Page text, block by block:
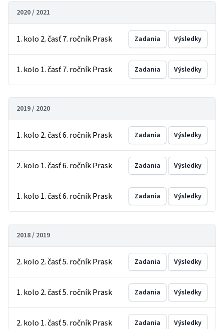
2020 / 2021
1. kolo 2. časť 7. ročník Prask Zadania Výsledky
1. kolo 1. časť 7. ročník Prask Zadania Výsledky
2019 / 2020
1. kolo 2. časť 6. ročník Prask Zadania Výsledky
2. kolo 1. časť 6. ročník Prask Zadania Výsledky
1. kolo 1. časť 6. ročník Prask Zadania Výsledky
2018 / 2019
2. kolo 2. časť 5. ročník Prask Zadania Výsledky
1. kolo 2. časť 5. ročník Prask Zadania Výsledky
2. kolo 1. časť 5. ročník Prask Zadania Výsledky